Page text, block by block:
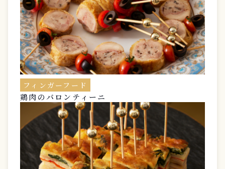
フィンガーフード
鶏肉のバロンティーニ